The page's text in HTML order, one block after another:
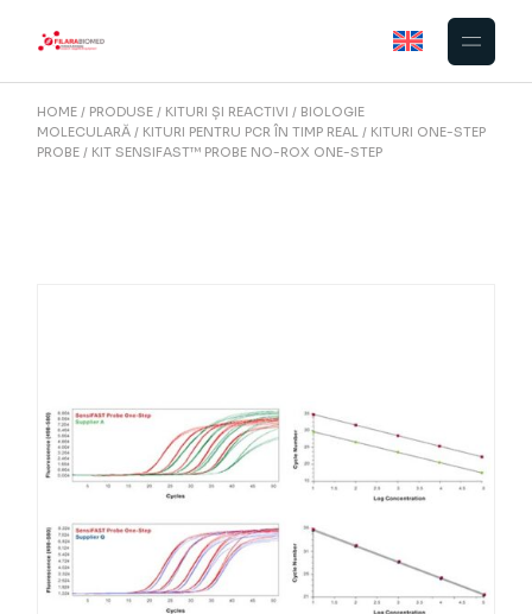
HOME PRODUSE KITURI ȘI REACTIVI
BIOLOGIE
MOLECULARĂ
KITURI PENTRU PCR ÎN TIMP REAL
KITURI ONE-STEP
PROBE
KIT SENSIFAST™ PROBE NO-ROX ONE-STEP